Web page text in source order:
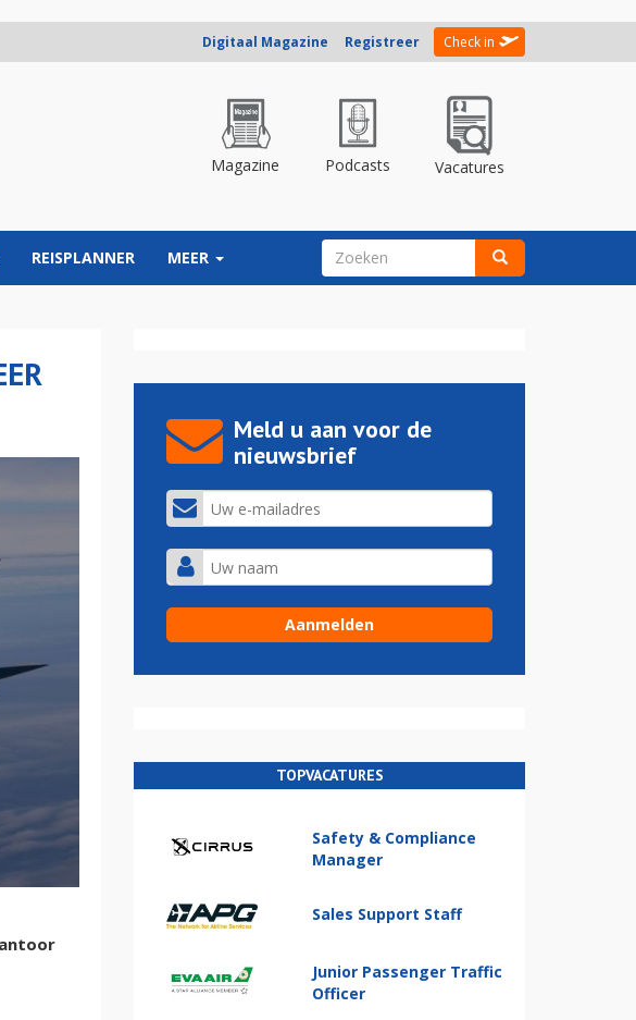
Digitaal Magazine Registreer Check in
Magazine Podcasts Vacatures
REISPLANNER MEER ZOEKVELD
Meld u aan voor de
nieuwsbrief
TOPVACATURES
Safety & Compliance
Manager
Sales Support Staff
Junior Passenger Traffic
Officer